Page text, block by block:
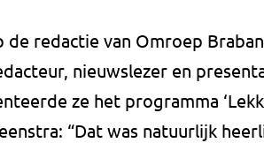
redactie van Omroep
nieuwslezer en
ze het programma
“Dat was natuurlijk